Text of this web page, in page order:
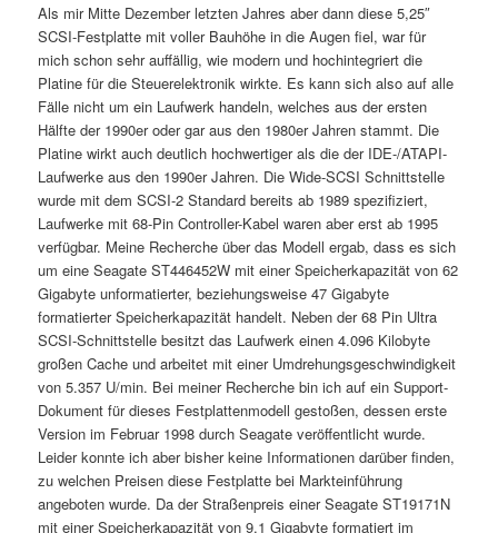
Als mir Mitte Dezember letzten Jahres aber dann diese 5,25″
SCSI-Festplatte mit voller Bauhöhe in die Augen fiel, war für
mich schon sehr auffällig, wie modern und hochintegriert die
Platine für die Steuerelektronik wirkte. Es kann sich also auf alle
Fälle nicht um ein Laufwerk handeln, welches aus der ersten
Hälfte der 1990er oder gar aus den 1980er Jahren stammt. Die
Platine wirkt auch deutlich hochwertiger als die der IDE-/ATAPI-
Laufwerke aus den 1990er Jahren. Die Wide-SCSI Schnittstelle
wurde mit dem SCSI-2 Standard bereits ab 1989 spezifiziert,
Laufwerke mit 68-Pin Controller-Kabel waren aber erst ab 1995
verfügbar. Meine Recherche über das Modell ergab, dass es sich
um eine Seagate ST446452W mit einer Speicherkapazität von 62
Gigabyte unformatierter, beziehungsweise 47 Gigabyte
formatierter Speicherkapazität handelt. Neben der 68 Pin Ultra
SCSI-Schnittstelle besitzt das Laufwerk einen 4.096 Kilobyte
großen Cache und arbeitet mit einer Umdrehungsgeschwindigkeit
von 5.357 U/min. Bei meiner Recherche bin ich auf ein Support-
Dokument für dieses Festplattenmodell gestoßen, dessen erste
Version im Februar 1998 durch Seagate veröffentlicht wurde.
Leider konnte ich aber bisher keine Informationen darüber finden,
zu welchen Preisen diese Festplatte bei Markteinführung
angeboten wurde. Da der Straßenpreis einer Seagate ST19171N
mit einer Speicherkapazität von 9,1 Gigabyte formatiert im